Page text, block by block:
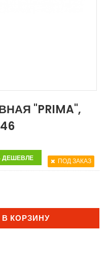
"PRIMA",
ДЕШЕВЛЕ ПОД ЗАКАЗ
КОРЗИНУ